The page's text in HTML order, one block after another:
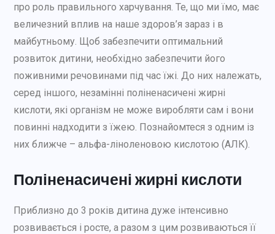
про роль правильного харчування. Те, що ми їмо, має
величезний вплив на наше здоров’я зараз і в
майбутньому. Щоб забезпечити оптимальний
розвиток дитини, необхідно забезпечити його
поживними речовинами під час їжі. До них належать,
серед іншого, незамінні поліненасичені жирні
кислоти, які організм не може виробляти сам і вони
повинні надходити з їжею. Познайомтеся з одним із
них ближче – альфа-ліноленовою кислотою (АЛК).
Поліненасичені жирні кислоти
Приблизно до 3 років дитина дуже інтенсивно
розвивається і росте, а разом з цим розвиваються її